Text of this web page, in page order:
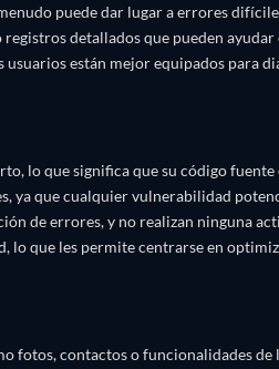
puede dar lugar a errores
detallados que pueden
están mejor equipados para
lo que significa que su código
ya que cualquier vulnerabilidad
de errores, y no realizan ninguna
lo que les permite centrarse en
fotos, contactos o funcionalidades de